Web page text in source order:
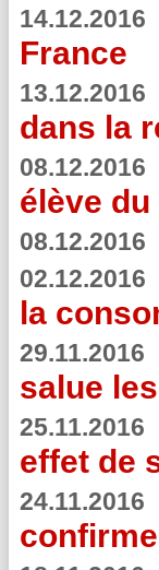
14.12.2016
France
13.12.2016
dans la
08.12.2016
élève du
08.12.2016
02.12.2016
la
29.11.2016
salue
25.11.2016
effet de
24.11.2016